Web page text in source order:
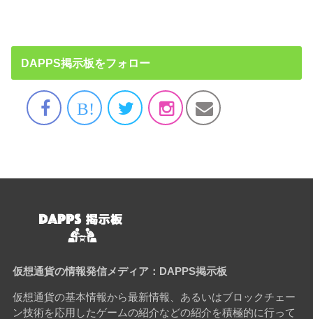
DAPPS掲示板をフォロー
B!
仮想通貨の情報発信メディア：DAPPS掲示板
仮想通貨の基本情報から最新情報、あるいはブロックチェー
ン技術を応用したゲームの紹介などの紹介を積極的に行って